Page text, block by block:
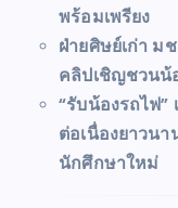
พร้อมเพรียง
ฝ่ายศิษย์เก่า ม
คลิปเชิญชวนน้
“รับน้องรถไฟ
ต่อเนื่องยาวน
นักศึกษาใหม่